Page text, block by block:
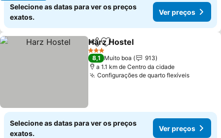
Selecione as datas para ver os preços
exatos.
Ver preços
PartilharAdicionar aos favoritos
Harz Hostel
3 Estrelas
8,1 Muito boa
913
a 1.1 km de Centro da cidade
Configurações de quarto flexíveis
Selecione as datas para ver os preços
exatos.
Ver preços